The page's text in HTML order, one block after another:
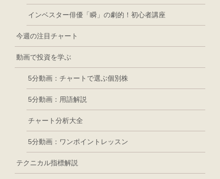
インベスター俳優「瞬」の劇的！初心者講座
今週の注目チャート
動画で投資を学ぶ
5分動画：チャートで選ぶ個別株
5分動画：用語解説
チャート分析大全
5分動画：ワンポイントレッスン
テクニカル指標解説